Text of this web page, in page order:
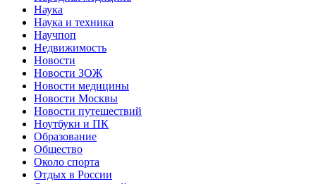
Наука
Наука и техника
Научпоп
Недвижимость
Новости
Новости ЗОЖ
Новости медицины
Новости Москвы
Новости путешествий
Ноутбуки и ПК
Образование
Общество
Около спорта
Отдых в России